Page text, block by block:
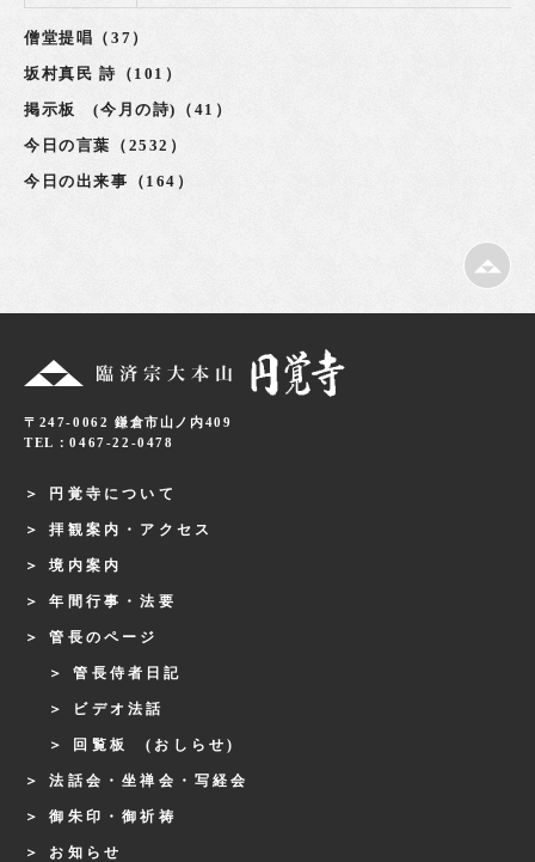
僧堂提唱（37）
坂村真民 詩（101）
掲示板 (今月の詩)（41）
今日の言葉（2532）
今日の出来事（164）
〒247-0062 鎌倉市山ノ内409
TEL：0467-22-0478
円覚寺について
拝観案内・アクセス
境内案内
年間行事・法要
管長のページ
管長侍者日記
ビデオ法話
回覧板 (おしらせ)
法話会・坐禅会・写経会
御朱印・御祈祷
お知らせ